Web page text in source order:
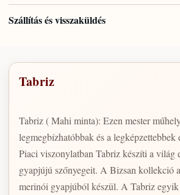
Szállítás és visszaküldés
Tabriz
Tabriz ( Mahi minta): Ezen mester
legmegbízhatóbbak és a legképzettebbek
Piaci viszonylatban Tabriz készíti a világ
gyapjújú szőnyegeit. A Bizsan kollekció
merinói gyapjúból készül. A Tabriz